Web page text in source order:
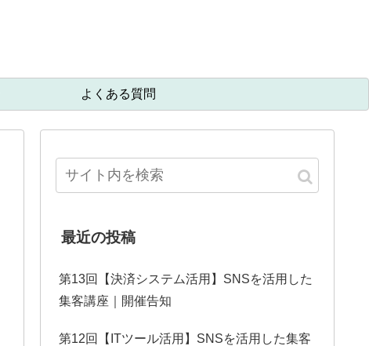
よくある質問
最近の投稿
第13回【決済システム活用】SNSを活用した
集客講座｜開催告知
第12回【ITツール活用】SNSを活用した集客